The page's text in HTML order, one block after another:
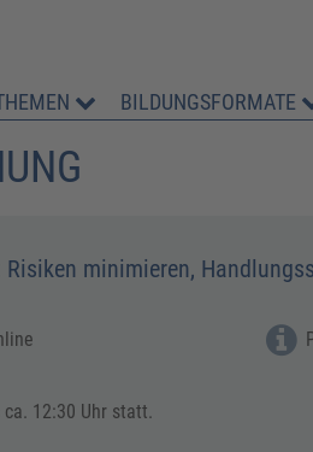
BILDUNGSFORMATE
minimieren,
12:30 Uhr statt.